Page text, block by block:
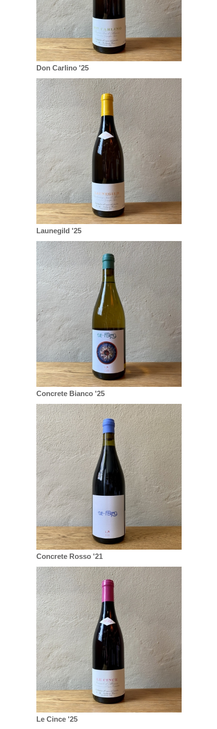
Don Carlino '25
Launegild '25
Concrete Bianco '25
Concrete Rosso '21
Le Cince '25